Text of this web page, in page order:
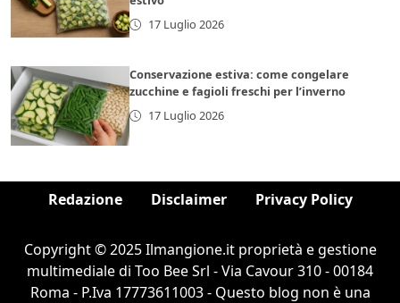
17 Luglio 2026
Conservazione estiva: come congelare
zucchine e fagioli freschi per l’inverno
17 Luglio 2026
Redazione Disclaimer Privacy Policy
Copyright © 2025 Ilmangione.it proprietà e gestione
multimediale di Too Bee Srl - Via Cavour 310 - 00184
Roma - P.Iva 17773611003 - Questo blog non è una